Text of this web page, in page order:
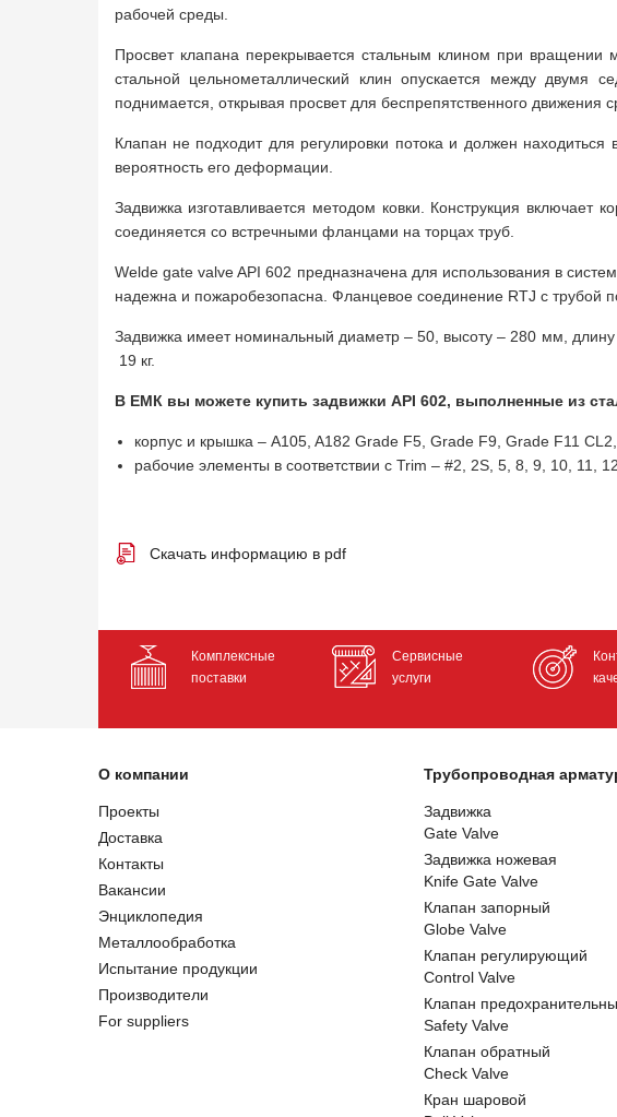
рабочей среды.
Просвет клапана перекрывается стальным клином при
стальной цельнометаллический клин опускается между
поднимается, открывая просвет для беспрепятственного движения
Клапан не подходит для регулировки потока и должен
вероятность его деформации.
Задвижка изготавливается методом ковки. Конструкция
соединяется со встречными фланцами на торцах труб.
Welde gate valve API 602 предназначена для использования в
надежна и пожаробезопасна. Фланцевое соединение RTJ с трубой
Задвижка имеет номинальный диаметр – 50, высоту – 280 мм,
19 кг.
В ЕМК вы можете купить задвижки API 602, выполненные из
корпус и крышка – A105, A182 Grade F5, Grade F9, Grade F11
рабочие элементы в соответствии с Trim – #2, 2S, 5, 8, 9, 10, 11,
Скачать информацию в pdf
Комплексные
поставки
Сервисные
услуги
О компании
Проекты
Доставка
Контакты
Вакансии
Энциклопедия
Металлообработка
Испытание продукции
Производители
For suppliers
Трубопроводная
Задвижка
Gate Valve
Задвижка ножевая
Knife Gate Valve
Клапан запорный
Globe Valve
Клапан регулирующий
Control Valve
Клапан
Safety Valve
Клапан обратный
Check Valve
Кран шаровой